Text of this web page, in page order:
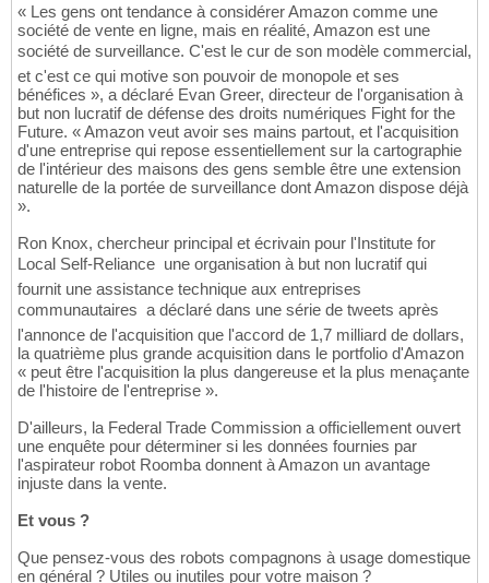
« Les gens ont tendance à considérer Amazon comme une
société de vente en ligne, mais en réalité, Amazon est une
société de surveillance. C'est le cur de son modèle commercial,
et c'est ce qui motive son pouvoir de monopole et ses
bénéfices », a déclaré Evan Greer, directeur de l'organisation à
but non lucratif de défense des droits numériques Fight for the
Future. « Amazon veut avoir ses mains partout, et l'acquisition
d'une entreprise qui repose essentiellement sur la cartographie
de l'intérieur des maisons des gens semble être une extension
naturelle de la portée de surveillance dont Amazon dispose déjà
».
Ron Knox, chercheur principal et écrivain pour l'Institute for
Local Self-Reliance  une organisation à but non lucratif qui
fournit une assistance technique aux entreprises
communautaires  a déclaré dans une série de tweets après
l'annonce de l'acquisition que l'accord de 1,7 milliard de dollars,
la quatrième plus grande acquisition dans le portfolio d'Amazon
« peut être l'acquisition la plus dangereuse et la plus menaçante
de l'histoire de l'entreprise ».
D'ailleurs, la Federal Trade Commission a officiellement ouvert
une enquête pour déterminer si les données fournies par
l'aspirateur robot Roomba donnent à Amazon un avantage
injuste dans la vente.
Et vous ?
Que pensez-vous des robots compagnons à usage domestique
en général ? Utiles ou inutiles pour votre maison ?